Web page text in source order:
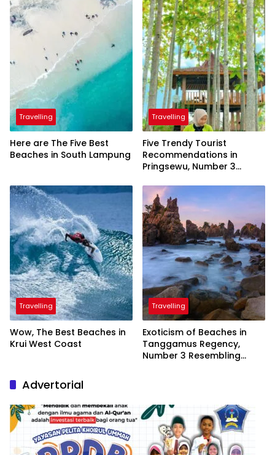
Travelling
Here are The Five Best
Beaches in South Lampung
Travelling
Five Trendy Tourist
Recommendations in
Pringsewu, Number 3
President
Travelling
Wow, The Best Beaches in
Krui West Coast
Travelling
Exoticism of Beaches in
Tanggamus Regency,
Number 3 Resembling
Advertorial